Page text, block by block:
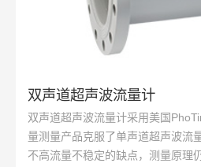
双声道超声波流量计
双声道超声波流量计采用美国
量测量产品克服了单声道超声波流
不高流量不稳定的缺点，测量原理